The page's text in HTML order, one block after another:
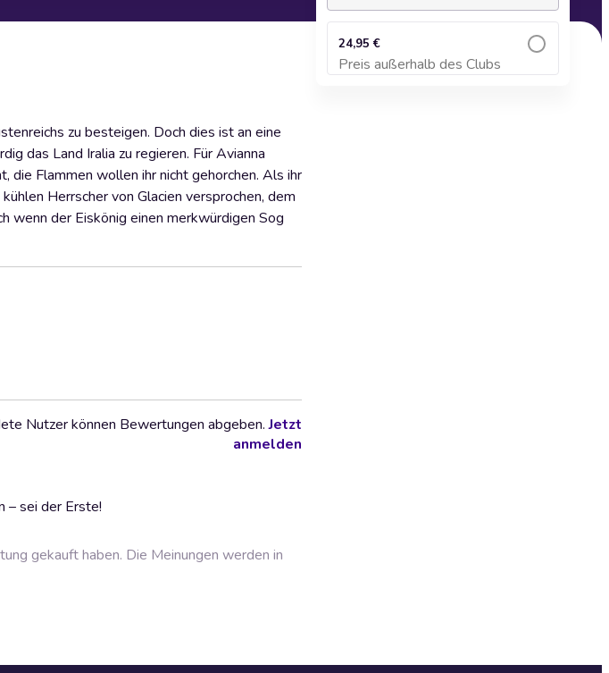
zu besteigen. Doch dies ist an eine
das Land Iralia zu regieren. Für Avianna
die Flammen wollen ihr nicht gehorchen. Als ihr
Herrscher von Glacien versprochen, dem
wenn der Eiskönig einen merkwürdigen Sog
– sei der Erste!
Nutzer können Bewertungen abgeben.Jetzt
anmelden
gekauft haben. Die Meinungen werden in
24,95 €
Preis außerhalb des Clubs
Zum Warenkorb hinzufügen